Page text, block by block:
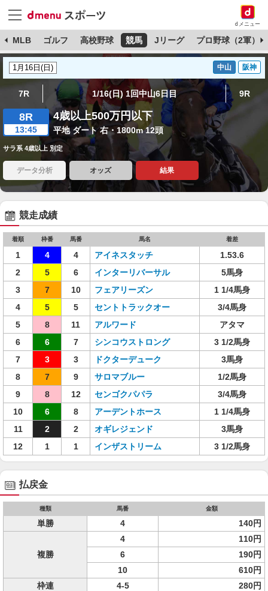
dメニュー
MLB ゴルフ 高校野球 競馬 Jリーグ プロ野球（2軍）
中山 阪神
7R 1/16(日) 1回中山6日目 9R
8R
13:45
4歳以上500万円以下
平地 ダート 右・1800m 12頭
サラ系 4歳以上 別定
データ分析 オッズ 結果
競走成績
着順 枠番 馬番 馬名 着差
1 4 4 アイネスタッチ
1.53.6
2
5 6 インターリバーサル
5馬身
3
7 10 フェアリーズン
1 1/4馬身
4
5 5 セントトラックオー
3/4馬身
5
8 11 アルワード
アタマ
6
6 7 シンコウストロング
3 1/2馬身
7
3 3 ドクターデューク
3馬身
8
7 9 サロマブルー
1/2馬身
9
8 12 センゴクパパラ
3/4馬身
10
6 8 アーデントホース
1 1/4馬身
11
2 2 オギレジェンド
3馬身
12
1 1 インザストリーム 3 1/2馬身
払戻金
種類 馬番 金額
単勝 4 140円
複勝
4
110円
6
190円
10
610円
枠連
4-5
280円